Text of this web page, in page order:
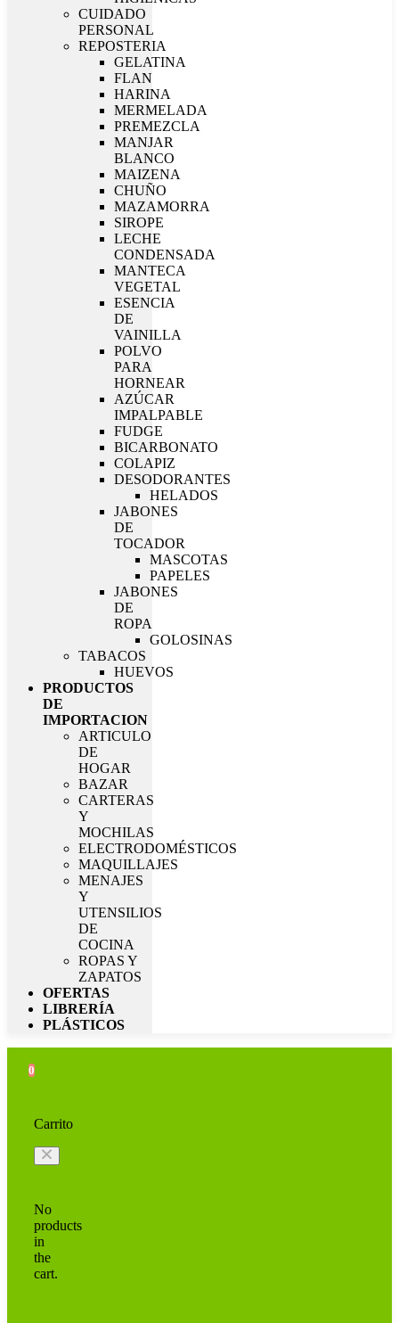
CUIDADO
PERSONAL
REPOSTERIA
GELATINA
FLAN
HARINA
MERMELADA
PREMEZCLA
MANJAR
BLANCO
MAIZENA
CHUÑO
MAZAMORRA
SIROPE
LECHE
CONDENSADA
MANTECA
VEGETAL
ESENCIA
DE
VAINILLA
POLVO
PARA
HORNEAR
AZÚCAR
IMPALPABLE
FUDGE
BICARBONATO
COLAPIZ
DESODORANTES
HELADOS
JABONES
DE
TOCADOR
MASCOTAS
PAPELES
JABONES
DE
ROPA
GOLOSINAS
TABACOS
HUEVOS
PRODUCTOS
DE
IMPORTACION
ARTICULO
DE
HOGAR
BAZAR
CARTERAS
Y
MOCHILAS
ELECTRODOMÉSTICOS
MAQUILLAJES
MENAJES
Y
UTENSILIOS
DE
COCINA
ROPAS Y
ZAPATOS
OFERTAS
LIBRERÍA
PLÁSTICOS
0
Carrito
No
products
in
the
cart.